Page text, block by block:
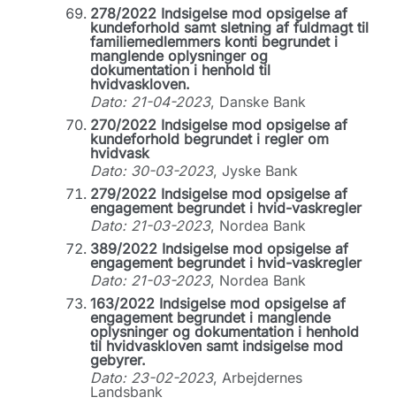
278/2022 Indsigelse mod opsigelse af
kundeforhold samt sletning af fuldmagt til
familiemedlemmers konti begrundet i
manglende oplysninger og
dokumentation i henhold til
hvidvaskloven.
Dato: 21-04-2023, Danske Bank
270/2022 Indsigelse mod opsigelse af
kundeforhold begrundet i regler om
hvidvask
Dato: 30-03-2023, Jyske Bank
279/2022 Indsigelse mod opsigelse af
engagement begrundet i hvid-vaskregler
Dato: 21-03-2023, Nordea Bank
389/2022 Indsigelse mod opsigelse af
engagement begrundet i hvid-vaskregler
Dato: 21-03-2023, Nordea Bank
163/2022 Indsigelse mod opsigelse af
engagement begrundet i manglende
oplysninger og dokumentation i henhold
til hvidvaskloven samt indsigelse mod
gebyrer.
Dato: 23-02-2023, Arbejdernes
Landsbank